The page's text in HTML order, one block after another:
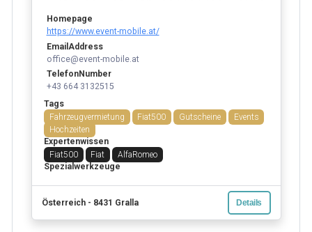
Homepage
https://www.event-mobile.at/
EmailAddress
office@event-mobile.at
TelefonNumber
+43 664 3132515
Tags
Fahrzeugvermietung
Fiat500 Gutscheine
Events
Hochzeiten
Expertenwissen
Fiat500
Fiat
AlfaRomeo
Spezialwerkzeuge
Österreich - 8431 Gralla Details